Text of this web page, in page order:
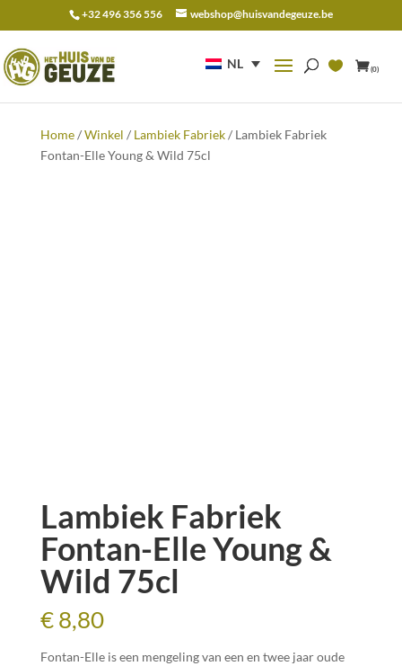
+32 496 356 556 webshop@huisvandegeuze.be
NL (0)
naar:
Home/Winkel / Lambiek Fabriek/ Lambiek Fabriek
Fontan-Elle Young & Wild 75cl
Lambiek Fabriek
Fontan-Elle Young &
Wild 75cl
€8,80
Fontan-Elle is een mengeling van een en twee jaar oude